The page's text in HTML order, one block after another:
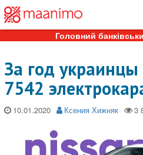
Головний
За год
7542
10.01.2020 Ксения Хижняк